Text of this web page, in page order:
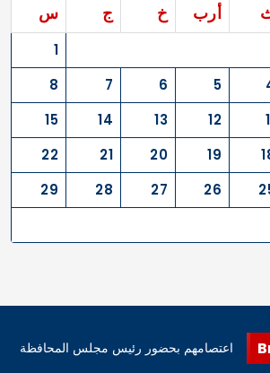
أرب خ ج س
1
5
6
7
8
12
13
14
15
19
20
21
22
26
27
28
29
إنهاء اعتصامهم بحضور رئيس مجلس المحافظة